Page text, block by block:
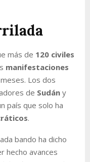
más de 120 civiles
manifestaciones
Los dos
de Sudán y
país que solo ha
.
bando ha dicho
hecho avances